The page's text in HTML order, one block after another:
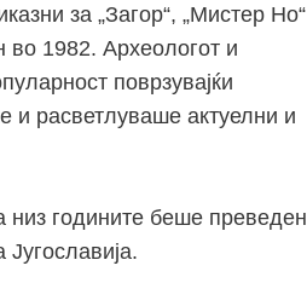
за „Загор“, „Мистер Но“
во 1982. Археологот и
поврзувајќи
и расветлуваше актуелни и
низ годините беше преведен